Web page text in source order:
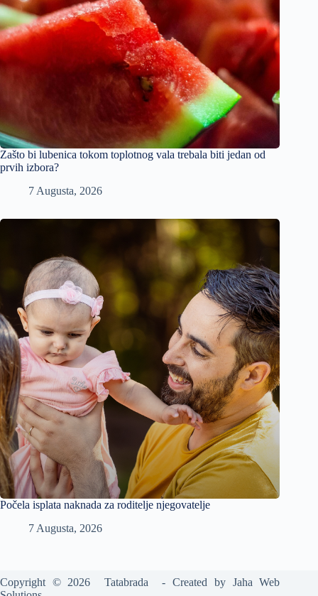
Zašto bi lubenica tokom toplotnog vala trebala biti jedan od
prvih izbora?
7 Augusta, 2026
Počela isplata naknada za roditelje njegovatelje
7 Augusta, 2026
Copyright © 2026 Tatabrada - Created by Jaha Web